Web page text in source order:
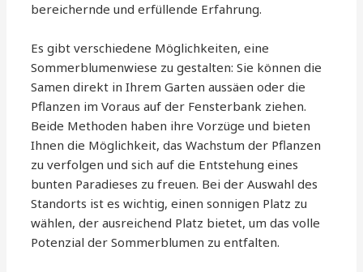
bereichernde und erfüllende Erfahrung.
Es gibt verschiedene Möglichkeiten, eine
Sommerblumenwiese zu gestalten: Sie können die
Samen direkt in Ihrem Garten aussäen oder die
Pflanzen im Voraus auf der Fensterbank ziehen.
Beide Methoden haben ihre Vorzüge und bieten
Ihnen die Möglichkeit, das Wachstum der Pflanzen
zu verfolgen und sich auf die Entstehung eines
bunten Paradieses zu freuen. Bei der Auswahl des
Standorts ist es wichtig, einen sonnigen Platz zu
wählen, der ausreichend Platz bietet, um das volle
Potenzial der Sommerblumen zu entfalten.